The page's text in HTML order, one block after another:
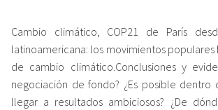
Cambio climático, COP21 de París
latinoamericana: los movimientos
de cambio climático.Conclusiones y
negociación de fondo? ¿Es posible dentro
llegar a resultados ambiciosos? ¿De